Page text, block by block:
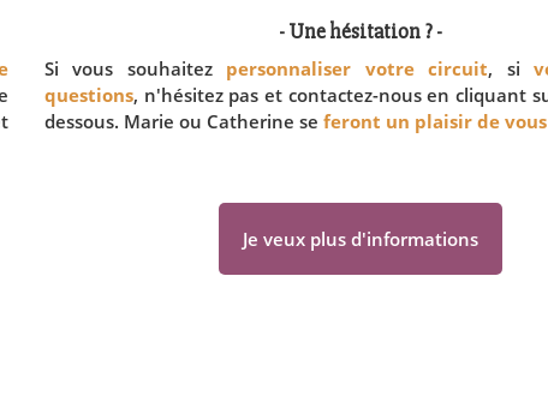
- Une hésitation ? -
Si vous souhaitez personnaliser votre circuit, si
questions, n'hésitez pas et contactez-nous en cliquant
dessous. Marie ou Catherine se feront un plaisir de
Je veux plus d'informations